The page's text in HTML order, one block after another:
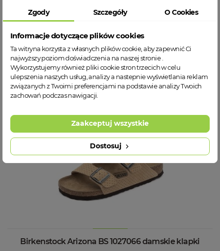
429,00 zł
WIĘCEJ INFORMACJI
Birkenstock Arizona BS 1027066 damskie klapki
Zgody Szczegóły O Cookies
Informacje dotyczące plików cookies
Ta witryna korzysta z własnych plików cookie, aby zapewnić Ci
najwyższy poziom doświadczenia na naszej stronie .
Wykorzystujemy również pliki cookie stron trzecich w celu
ulepszenia naszych usług, analizy a nastepnie wyświetlania reklam
związanych z Twoimi preferencjami na podstawie analizy Twoich
zachowań podczas nawigacji.
Dostosuj
Zaakceptuj wszystkie